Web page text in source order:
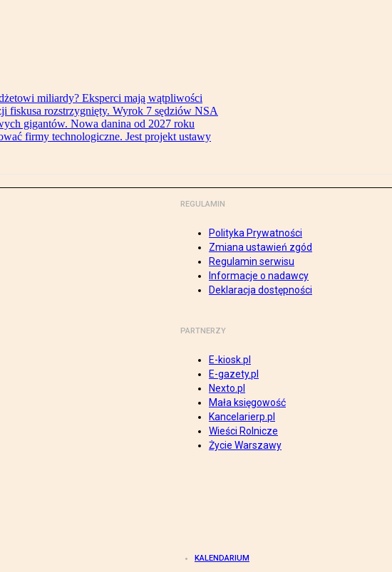
miliardy? Eksperci mają wątpliwości
fiskusa rozstrzygnięty. Wyrok 7 sędziów NSA
gigantów. Nowa danina od 2027 roku
firmy technologiczne. Jest projekt ustawy
REGULAMIN
Polityka Prywatności
Zmiana ustawień zgód
Regulamin serwisu
Informacje o nadawcy
Deklaracja dostępności
PARTNERZY
E-kiosk.pl
E-gazety.pl
Nexto.pl
Mała księgowość
Kancelarierp.pl
Wieści Rolnicze
Życie Warszawy
KALENDARIUM